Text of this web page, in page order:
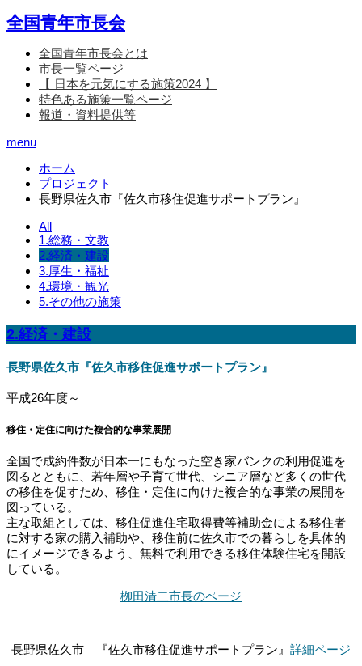
全国青年市長会
全国青年市長会とは
市長一覧ページ
【 日本を元気にする施策2024 】
特色ある施策一覧ページ
報道・資料提供等
menu
ホーム
プロジェクト
長野県佐久市『佐久市移住促進サポートプラン』
All
1.総務・文教
2.経済・建設
3.厚生・福祉
4.環境・観光
5.その他の施策
2.経済・建設
長野県佐久市『佐久市移住促進サポートプラン』
平成26年度～
移住・定住に向けた複合的な事業展開
全国で成約件数が日本一にもなった空き家バンクの利用促進を
図るとともに、若年層や子育て世代、シニア層など多くの世代
の移住を促すため、移住・定住に向けた複合的な事業の展開を
図っている。
主な取組としては、移住促進住宅取得費等補助金による移住者
に対する家の購入補助や、移住前に佐久市での暮らしを具体的
にイメージできるよう、無料で利用できる移住体験住宅を開設
している。
栁田清二市長のページ
長野県佐久市 『佐久市移住促進サポートプラン』 詳細ページ